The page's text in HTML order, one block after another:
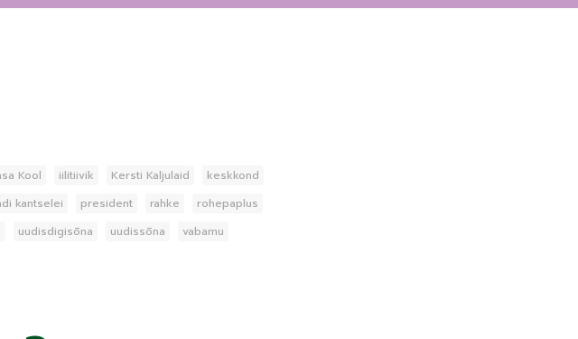
Kool iilitiivik Kersti Kaljulaid
keskkond
kantselei president rahke
rohepaplus
uudisdigisõna uudissõna
vabamu